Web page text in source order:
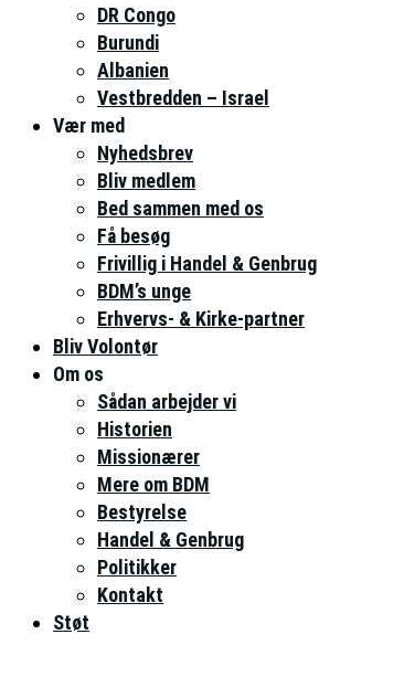
DR Congo
Burundi
Albanien
Vestbredden – Israel
Vær med
Nyhedsbrev
Bliv medlem
Bed sammen med os
Få besøg
Frivillig i Handel & Genbrug
BDM’s unge
Erhvervs- & Kirke-partner
Bliv Volontør
Om os
Sådan arbejder vi
Historien
Missionærer
Mere om BDM
Bestyrelse
Handel & Genbrug
Politikker
Kontakt
Støt